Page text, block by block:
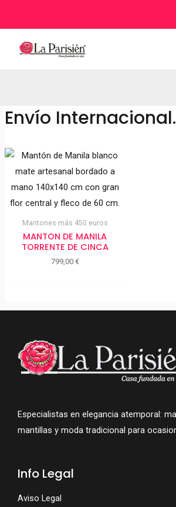
Envío Internacional.
Mantones más 450 euros
MANTON DE MANILA
TORRENTE DE CINCA
799,00 €
Especialistas en elegancia atemporal:
mantillas y moda tradicional para
Info Legal
Aviso Legal